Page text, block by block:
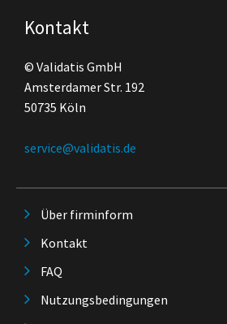
Kontakt
© Validatis GmbH
Amsterdamer Str. 192
50735 Köln
service@validatis.de
Über firminform
Kontakt
FAQ
Nutzungsbedingungen